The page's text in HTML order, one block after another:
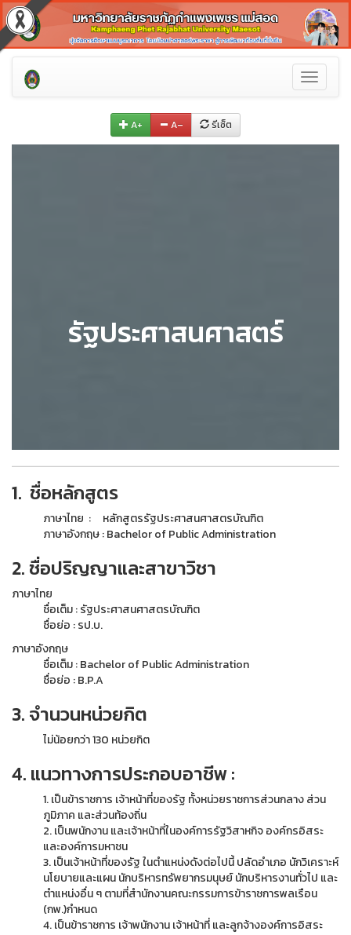
Toggle
A+ A– รีเซ็ต
รัฐประศาสนศาสตร์
1. ชื่อหลักสูตร
ภาษาไทย : หลักสูตรรัฐประศาสนศาสตรบัณฑิต
ภาษาอังกฤษ : Bachelor of Public Administration
2. ชื่อปริญญาและสาขาวิชา
ภาษาไทย
ชื่อเต็ม : รัฐประศาสนศาสตรบัณฑิต
ชื่อย่อ : รป.บ.
ภาษาอังกฤษ
ชื่อเต็ม : Bachelor of Public Administration
ชื่อย่อ : B.P.A
3. จำนวนหน่วยกิต
ไม่น้อยกว่า 130 หน่วยกิต
4. แนวทางการประกอบอาชีพ :
1. เป็นข้าราชการ เจ้าหน้าที่ของรัฐ ทั้งหน่วยราชการส่วนกลาง ส่วน
ภูมิภาค และส่วนท้องถิ่น
2. เป็นพนักงาน และเจ้าหน้าที่ในองค์การรัฐวิสาหกิจ องค์กรอิสระ
และองค์การมหาชน
3. เป็นเจ้าหน้าที่ของรัฐ ในตำแหน่งดังต่อไปนี้ ปลัดอำเภอ นักวิเคราะห์
นโยบายและแผน นักบริหารทรัพยากรมนุษย์ นักบริหารงานทั่วไป และ
ตำแหน่งอื่น ๆ ตามที่สำนักงานคณะกรรมการข้าราชการพลเรือน
(กพ.)กำหนด
4. เป็นข้าราชการ เจ้าพนักงาน เจ้าหน้าที่ และลูกจ้างองค์การอิสระ